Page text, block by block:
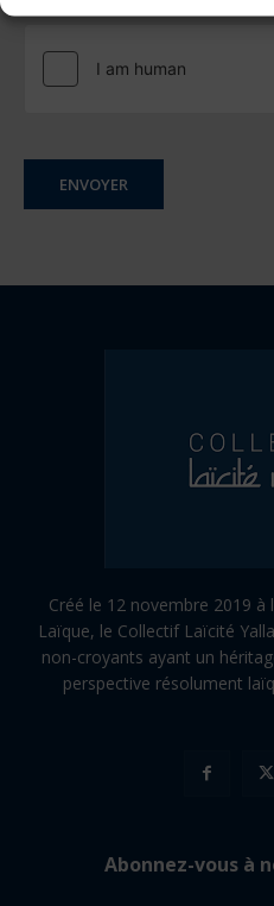
ENVOYER
Créé le 12 novembre 2019 à
Laïque, le Collectif Laïcité
non-croyants ayant un
perspective résolument
Abonnez-vous à